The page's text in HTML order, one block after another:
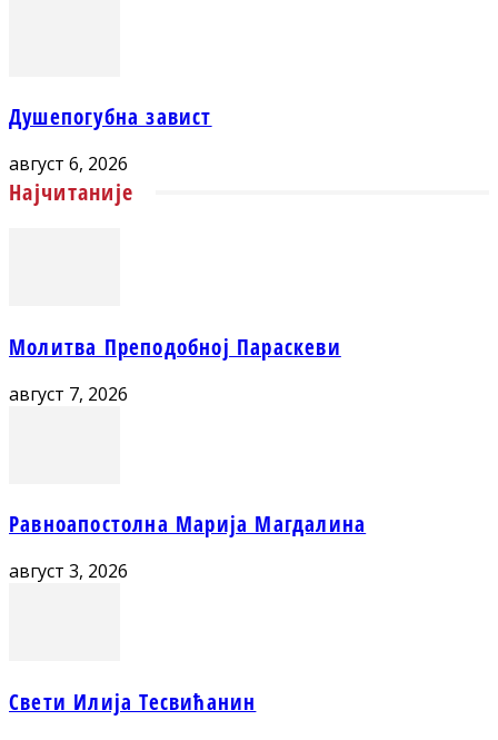
Душепогубна завист
август 6, 2026
Најчитаније
Молитва Преподобној Параскеви
август 7, 2026
Равноапостолна Марија Магдалина
август 3, 2026
Свети Илија Тесвићанин